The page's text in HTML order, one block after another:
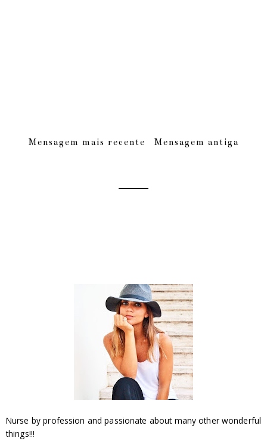
Mensagem mais recente Mensagem antiga
Nurse by profession and passionate about many other wonderful
things!!!